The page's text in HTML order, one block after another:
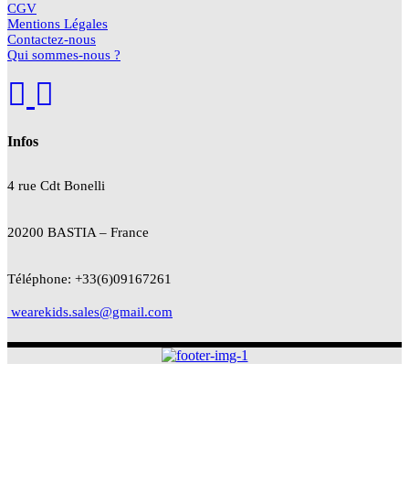
Infos
4 rue Cdt Bonelli
20200 BASTIA – France
Téléphone: +33(6)09167261
wearekids.sales@gmail.com
CGV
Mentions Légales
Contactez-nous
Qui sommes-nous ?